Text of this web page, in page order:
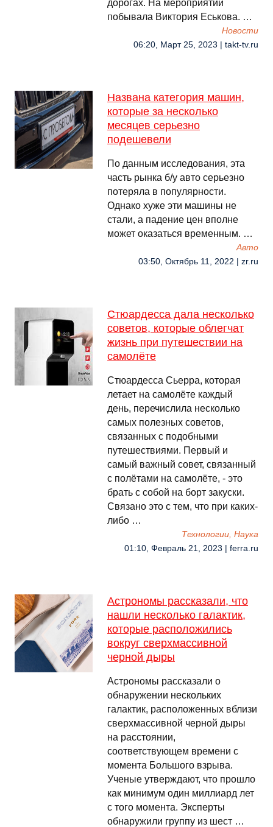
дорогах. На мероприятии
побывала Виктория Еськова. …
Новости
06:20, Март 25, 2023 | takt-tv.ru
Названа категория машин,
которые за несколько
месяцев серьезно
подешевели
По данным исследования, эта
часть рынка б/у авто серьезно
потеряла в популярности.
Однако хуже эти машины не
стали, а падение цен вполне
может оказаться временным. …
Авто
03:50, Октябрь 11, 2022 | zr.ru
Стюардесса дала несколько
советов, которые облегчат
жизнь при путешествии на
самолёте
Стюардесса Сьерра, которая
летает на самолёте каждый
день, перечислила несколько
самых полезных советов,
связанных с подобными
путешествиями. Первый и
самый важный совет, связанный
с полётами на самолёте, - это
брать с собой на борт закуски.
Связано это с тем, что при каких-
либо …
Технологии, Наука
01:10, Февраль 21, 2023 | ferra.ru
Астрономы рассказали, что
нашли несколько галактик,
которые расположились
вокруг сверхмассивной
черной дыры
Астрономы рассказали о
обнаружении нескольких
галактик, расположенных вблизи
сверхмассивной черной дыры
на расстоянии,
соответствующем времени с
момента Большого взрыва.
Ученые утверждают, что прошло
как минимум один миллиард лет
с того момента. Эксперты
обнаружили группу из шест …